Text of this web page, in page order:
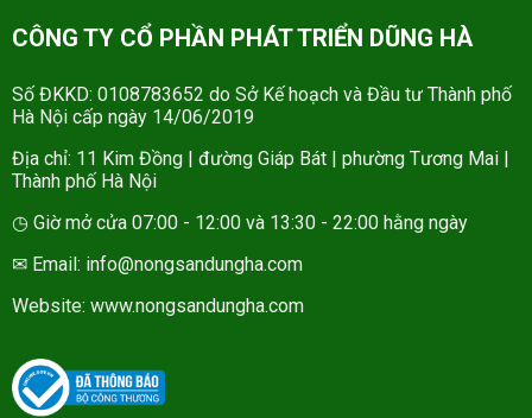
CÔNG TY CỔ PHẦN PHÁT TRIỂN DŨNG HÀ
Số ĐKKD: 0108783652 do Sở Kế hoạch và Đầu tư Thành phố
Hà Nội cấp ngày 14/06/2019
Địa chỉ: 11 Kim Đồng | đường Giáp Bát | phường Tương Mai |
Thành phố Hà Nội
◷ Giờ mở cửa 07:00 - 12:00 và 13:30 - 22:00 hằng ngày
✉ Email: info@nongsandungha.com
Website: www.nongsandungha.com